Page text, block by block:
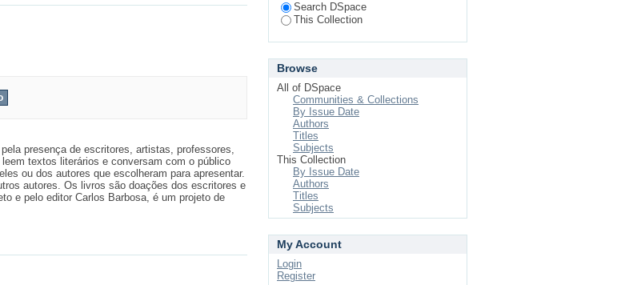
presença de escritores, artistas, professores,
textos literários e conversam com o público
ou dos autores que escolheram para apresentar.
autores. Os livros são doações dos escritores e
e pelo editor Carlos Barbosa, é um projeto de
Search DSpace
This Collection
Browse
All of DSpace
Communities & Collections
By Issue Date
Authors
Titles
Subjects
This Collection
By Issue Date
Authors
Titles
Subjects
My Account
Login
Register